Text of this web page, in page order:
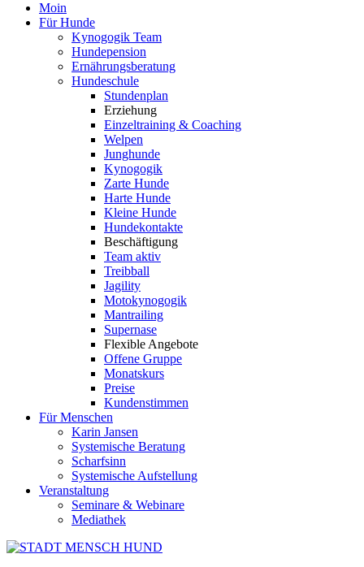
Moin
Für Hunde
Kynogogik Team
Hundepension
Ernährungsberatung
Hundeschule
Stundenplan
Erziehung
Einzeltraining & Coaching
Welpen
Junghunde
Kynogogik
Zarte Hunde
Harte Hunde
Kleine Hunde
Hundekontakte
Beschäftigung
Team aktiv
Treibball
Jagility
Motokynogogik
Mantrailing
Supernase
Flexible Angebote
Offene Gruppe
Monatskurs
Preise
Kundenstimmen
Für Menschen
Karin Jansen
Systemische Beratung
Scharfsinn
Systemische Aufstellung
Veranstaltung
Seminare & Webinare
Mediathek